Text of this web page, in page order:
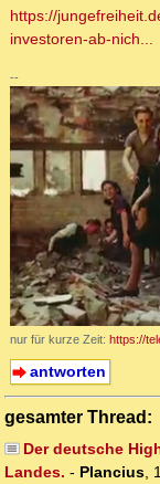
https://
investoren-ab-nich...
--
nur für kurze Zeit: https://
antworten
gesamter Thread:
Der deutsche
Landes. - Plancius,